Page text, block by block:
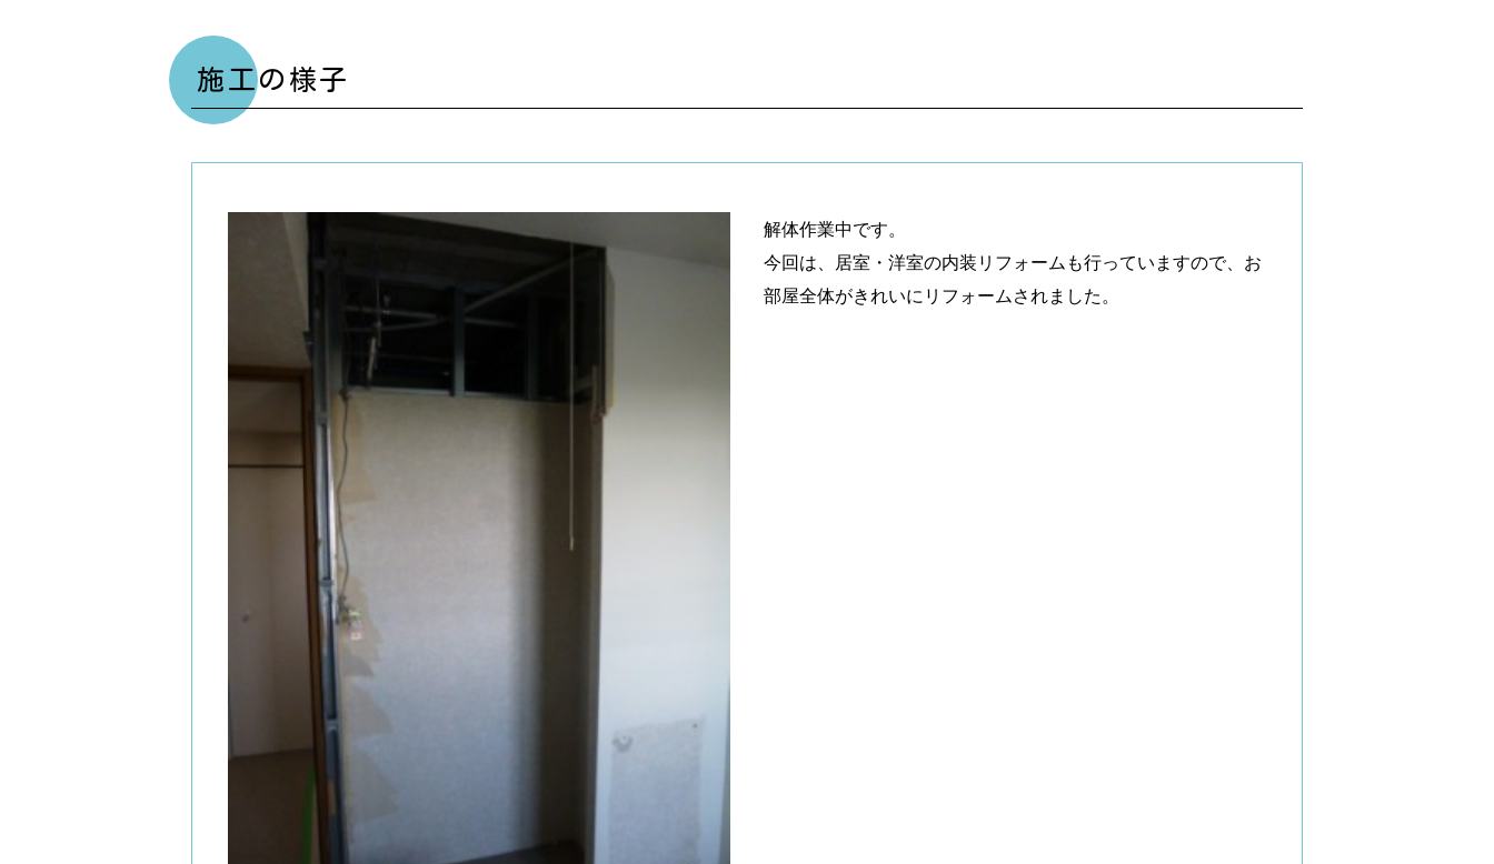
施工の様子
解体作業中です。
今回は、居室・洋室の内装リフォームも行っていますので、お
部屋全体がきれいにリフォームされました。